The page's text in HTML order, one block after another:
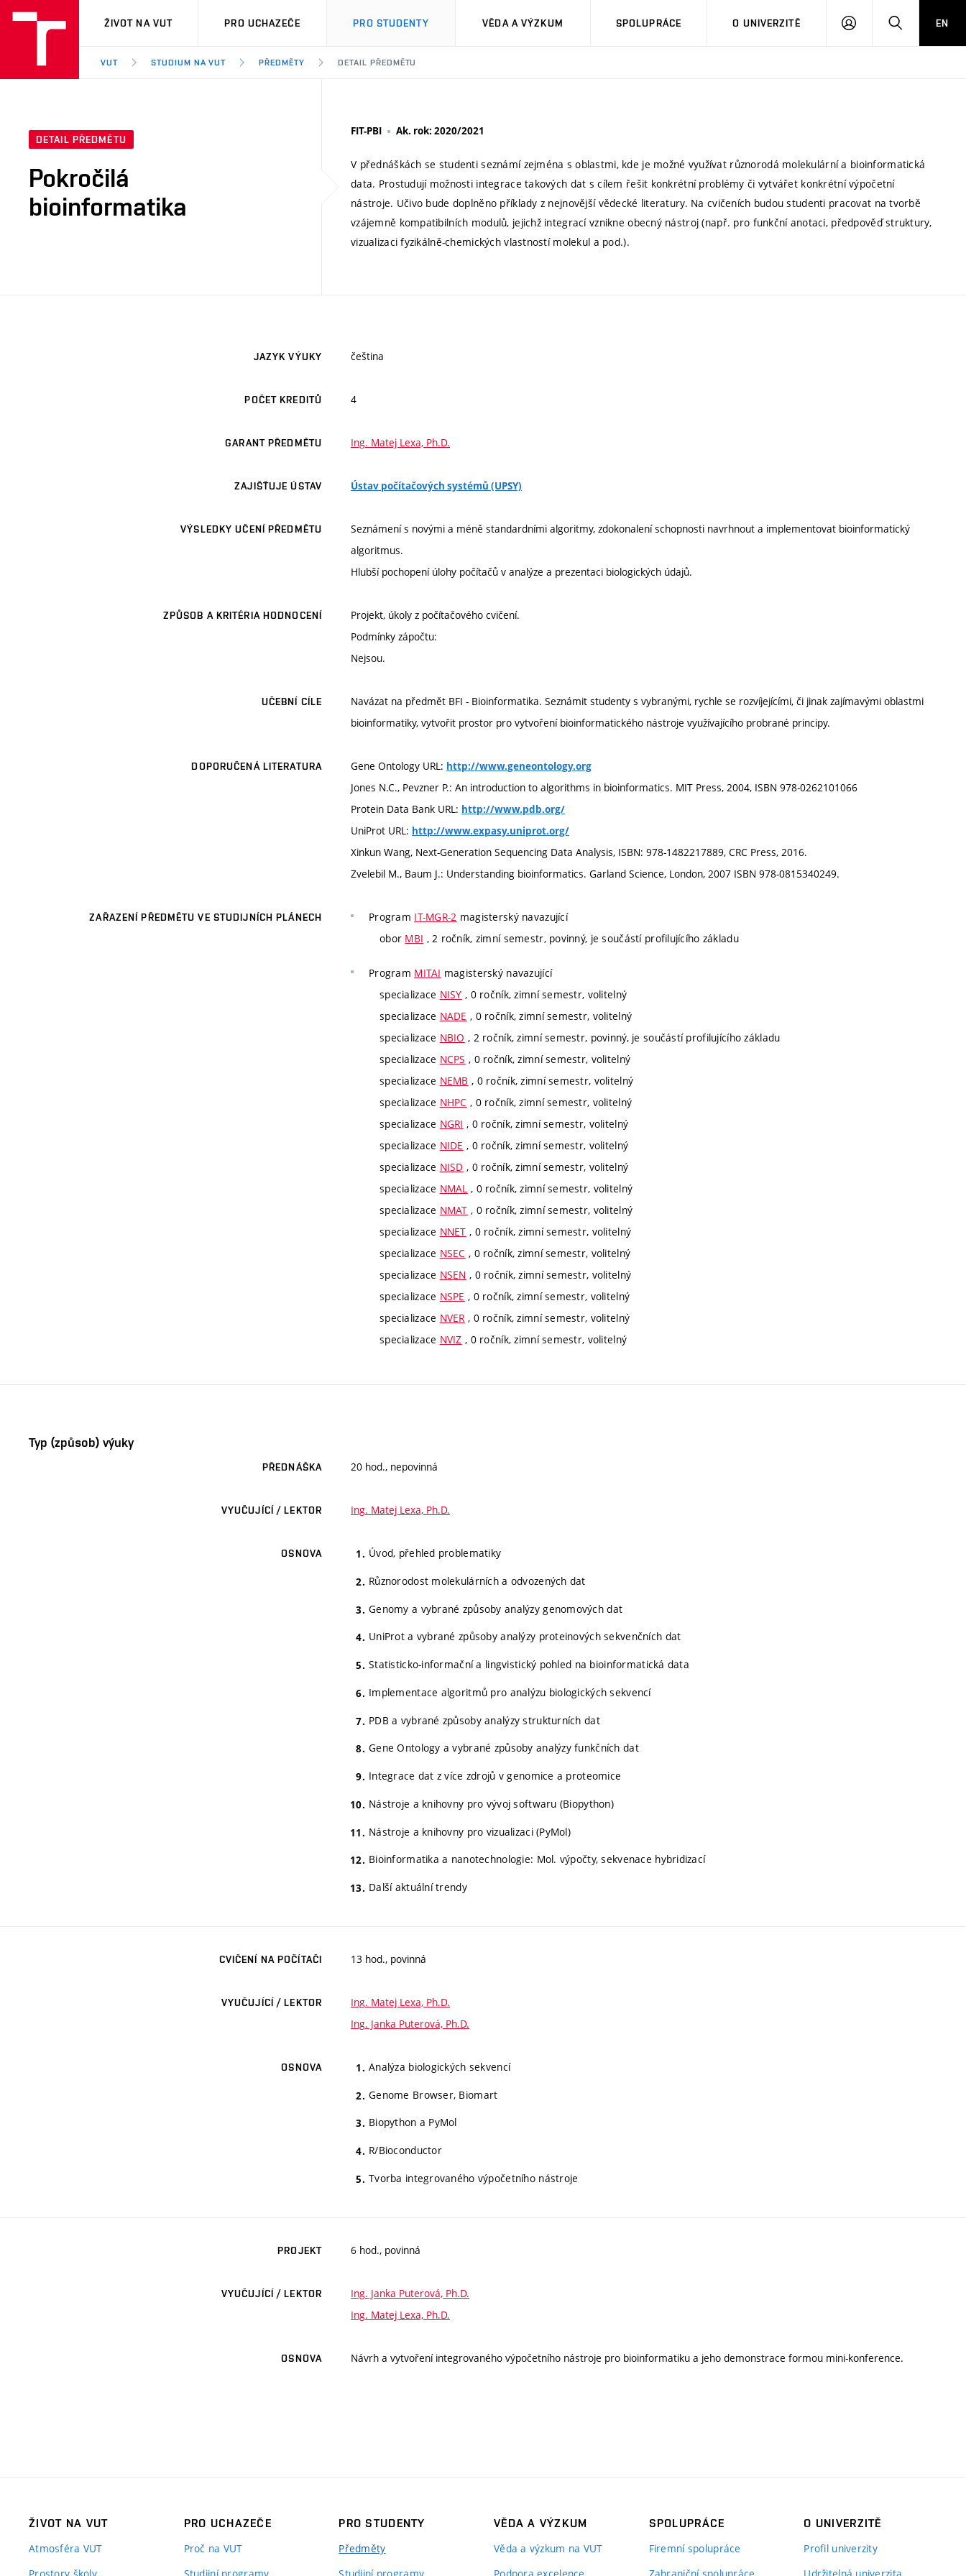
VUT
ŽIVOT NA VUT PRO UCHAZEČE PRO STUDENTY VĚDA A VÝZKUM SPOLUPRÁCE O UNIVERZITĚ
PŘIHLÁSIT HLEDATEN
VUT STUDIUM NA VUT PŘEDMĚTY DETAIL PŘEDMĚTU
DETAIL PŘEDMĚTU
Pokročilá
bioinformatika
FIT-PBI Ak. rok: 2020/2021
V přednáškách se studenti seznámí zejména s oblastmi, kde je možné využívat různorodá molekulární a bioinformatická
data. Prostudují možnosti integrace takových dat s cílem řešit konkrétní problémy či vytvářet konkrétní výpočetní
nástroje. Učivo bude doplněno příklady z nejnovější vědecké literatury. Na cvičeních budou studenti pracovat na tvorbě
vzájemně kompatibilních modulů, jejichž integrací vznikne obecný nástroj (např. pro funkční anotaci, předpověď struktury,
vizualizaci fyzikálně-chemických vlastností molekul a pod.).
JAZYK VÝUKY čeština
POČET KREDITŮ 4
GARANT PŘEDMĚTU Ing. Matej Lexa, Ph.D.
ZAJIŠŤUJE ÚSTAV Ústav počítačových systémů (UPSY)
VÝSLEDKY UČENÍ PŘEDMĚTU
Seznámení s novými a méně standardními algoritmy, zdokonalení schopnosti navrhnout a implementovat bioinformatický
algoritmus.
Hlubší pochopení úlohy počítačů v analýze a prezentaci biologických údajů.
ZPŮSOB A KRITÉRIA HODNOCENÍ
Projekt, úkoly z počítačového cvičení.
Podmínky zápočtu:
Nejsou.
UČEBNÍ CÍLE
Navázat na předmět BFI - Bioinformatika. Seznámit studenty s vybranými, rychle se rozvíjejícími, či jinak zajímavými oblastmi
bioinformatiky, vytvořit prostor pro vytvoření bioinformatického nástroje využívajícího probrané principy.
DOPORUČENÁ LITERATURA Gene Ontology URL: http://www.geneontology.org
Jones N.C., Pevzner P.: An introduction to algorithms in bioinformatics. MIT Press, 2004, ISBN 978-0262101066
Protein Data Bank URL: http://www.pdb.org/
UniProt URL: http://www.expasy.uniprot.org/
Xinkun Wang, Next-Generation Sequencing Data Analysis, ISBN: 978-1482217889, CRC Press, 2016.
Zvelebil M., Baum J.: Understanding bioinformatics. Garland Science, London, 2007 ISBN 978-0815340249.
ZAŘAZENÍ PŘEDMĚTU VE STUDIJNÍCH PLÁNECH Program IT-MGR-2 magisterský navazující
obor MBI , 2 ročník, zimní semestr, povinný, je součástí profilujícího základu
Program MITAI magisterský navazující
specializace NISY , 0 ročník, zimní semestr, volitelný
specializace NADE , 0 ročník, zimní semestr, volitelný
specializace NBIO , 2 ročník, zimní semestr, povinný, je součástí profilujícího základu
specializace NCPS , 0 ročník, zimní semestr, volitelný
specializace NEMB , 0 ročník, zimní semestr, volitelný
specializace NHPC , 0 ročník, zimní semestr, volitelný
specializace NGRI , 0 ročník, zimní semestr, volitelný
specializace NIDE , 0 ročník, zimní semestr, volitelný
specializace NISD , 0 ročník, zimní semestr, volitelný
specializace NMAL , 0 ročník, zimní semestr, volitelný
specializace NMAT , 0 ročník, zimní semestr, volitelný
specializace NNET , 0 ročník, zimní semestr, volitelný
specializace NSEC , 0 ročník, zimní semestr, volitelný
specializace NSEN , 0 ročník, zimní semestr, volitelný
specializace NSPE , 0 ročník, zimní semestr, volitelný
specializace NVER , 0 ročník, zimní semestr, volitelný
specializace NVIZ , 0 ročník, zimní semestr, volitelný
Typ (způsob) výuky
PŘEDNÁŠKA 20 hod., nepovinná
VYUČUJÍCÍ / LEKTOR Ing. Matej Lexa, Ph.D.
OSNOVA Úvod, přehled problematiky
Různorodost molekulárních a odvozených dat
Genomy a vybrané způsoby analýzy genomových dat
UniProt a vybrané způsoby analýzy proteinových sekvenčních dat
Statisticko-informační a lingvistický pohled na bioinformatická data
Implementace algoritmů pro analýzu biologických sekvencí
PDB a vybrané způsoby analýzy strukturních dat
Gene Ontology a vybrané způsoby analýzy funkčních dat
Integrace dat z více zdrojů v genomice a proteomice
Nástroje a knihovny pro vývoj softwaru (Biopython)
Nástroje a knihovny pro vizualizaci (PyMol)
Bioinformatika a nanotechnologie: Mol. výpočty, sekvenace hybridizací
Další aktuální trendy
CVIČENÍ NA POČÍTAČI 13 hod., povinná
VYUČUJÍCÍ / LEKTOR
Ing. Matej Lexa, Ph.D.
Ing. Janka Puterová, Ph.D.
OSNOVA Analýza biologických sekvencí
Genome Browser, Biomart
Biopython a PyMol
R/Bioconductor
Tvorba integrovaného výpočetního nástroje
PROJEKT 6 hod., povinná
VYUČUJÍCÍ / LEKTOR
Ing. Janka Puterová, Ph.D.
Ing. Matej Lexa, Ph.D.
OSNOVA Návrh a vytvoření integrovaného výpočetního nástroje pro bioinformatiku a jeho demonstrace formou mini-konference.
ŽIVOT NA VUT
Atmosféra VUT
Prostory školy
PRO UCHAZEČE
Proč na VUT
Studijní programy
PRO STUDENTY
Předměty
Studijní programy
VĚDA A VÝZKUM
Věda a výzkum na VUT
Podpora excelence
SPOLUPRÁCE
Firemní spolupráce
Zahraniční spolupráce
O UNIVERZITĚ
Profil univerzity
Udržitelná univerzita